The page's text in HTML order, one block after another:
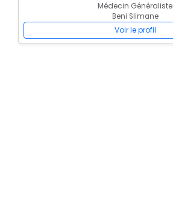
Médecin Généraliste
Beni Slimane
Voir le profil